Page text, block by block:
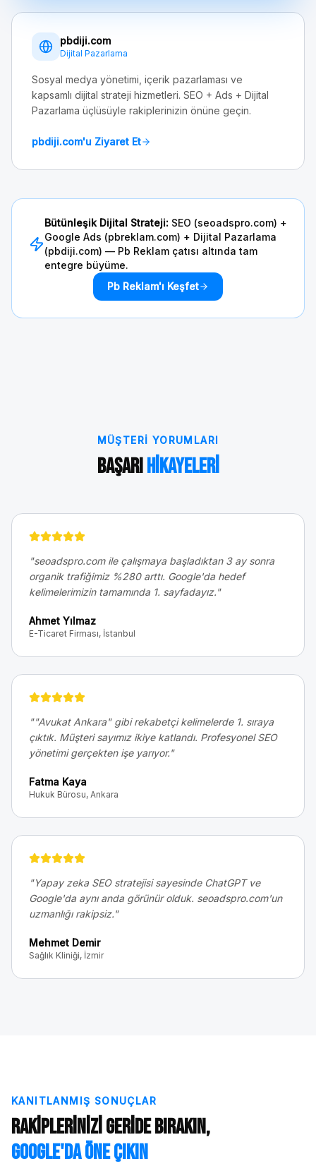
pbdiji.com
Dijital Pazarlama
Sosyal medya yönetimi, içerik pazarlaması ve
kapsamlı dijital strateji hizmetleri. SEO + Ads + Dijital
Pazarlama üçlüsüyle rakiplerinizin önüne geçin.
pbdiji.com'u Ziyaret Et
Bütünleşik Dijital Strateji: SEO (seoadspro.com) +
Google Ads (pbreklam.com) + Dijital Pazarlama
(pbdiji.com) — Pb Reklam çatısı altında tam
entegre büyüme.
Pb Reklam'ı Keşfet
MÜŞTERI YORUMLARI
BaşarıHikayeleri
"seoadspro.com ile çalışmaya başladıktan 3 ay sonra
organik trafiğimiz %280 arttı. Google'da hedef
kelimelerimizin tamamında 1. sayfadayız."
Ahmet Yılmaz
E-Ticaret Firması, İstanbul
""Avukat Ankara" gibi rekabetçi kelimelerde 1. sıraya
çıktık. Müşteri sayımız ikiye katlandı. Profesyonel SEO
yönetimi gerçekten işe yarıyor."
Fatma Kaya
Hukuk Bürosu, Ankara
"Yapay zeka SEO stratejisi sayesinde ChatGPT ve
Google'da aynı anda görünür olduk. seoadspro.com'un
uzmanlığı rakipsiz."
Mehmet Demir
Sağlık Kliniği, İzmir
KANITLANMIŞ SONUÇLAR
Rakiplerinizi Geride Bırakın,
Google'da Öne Çıkın